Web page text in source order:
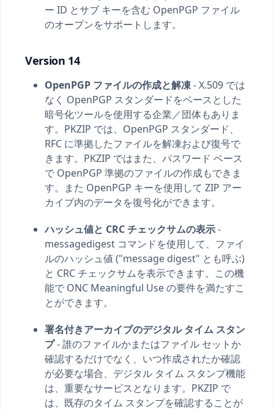
ー ID とサブ キーを含む OpenPGP ファイル
のオープンをサポートします。
Version 14
OpenPGP ファイルの作成と解凍- X.509 では
なく OpenPGP スタンダードをベースとした
暗号化ツールを使用する企業／団体もありま
す。PKZIP では、OpenPGP スタンダード、
RFC に準拠したファイルを解凍および復号で
きます。PKZIP ではまた、パスワード ベース
で OpenPGP 準拠のファイルの作成もできま
す。また OpenPGP キーを使用して ZIP アー
カイブ内のデータを復号化ができます。
ハッシュ値と CRC チェックサムの表示-
messagedigest コマンドを使用して、ファイ
ルのハッシュ値 ("message digest" とも呼ぶ)
と CRC チェックサムを表示できます。この機
能で ONC Meaningful Use の要件を満たすこ
とができます。
署名付きアーカイブのデジタル タイム スタン
プ- 誰のファイルかまたはファイル セットか
確認するだけでなく、いつ作成されたか確認
が必要な場合、デジタル タイム スタンプ機能
は、重要なサービスとなります。PKZIP で
は、既存のタイム スタンプを確認することが